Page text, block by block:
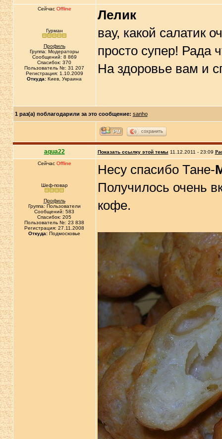
Сейчас Offline
Гурман
Профиль
Группа: Модераторы
Сообщений: 8 869
Спасибок: 370
Пользователь №: 31 207
Регистрация: 1.10.2009
Откуда: Киев, Украина
Лелик
вау, какой салатик
просто супер! Рада
На здоровье вам и
1 раз(а) поблагодарили за это сообщение: sanho
сохранить
aqua22 Показать ссылку этой темы 11.12.2011 - 23:09
Сейчас Offline
Шеф-повар
Профиль
Группа: Пользователи
Сообщений: 583
Спасибок: 205
Пользователь №: 23 838
Регистрация: 27.11.2008
Откуда: Подмосковье
Несу спасибо Тане-
Получилось очень
кофе.